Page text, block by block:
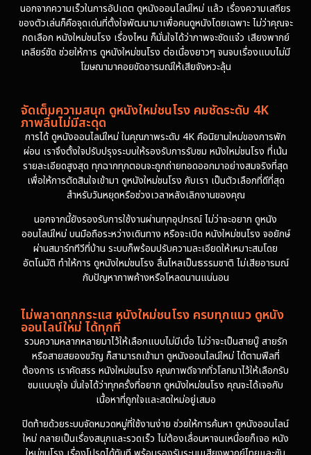
นอกจากความเร็วในการอัปเดต ดูหนังออนไลน์ใหม่ แล้ว เรื่องความเสถียร
ของตัวเล่นก็คือจุดเด่นที่ตั้งใจพัฒนามาเพื่อคนดูหนังโดยเฉพาะ ไม่ว่าคุณจะ
กดเลือก หนังใหม่ชนโรง เรื่องไหน ก็มั่นใจได้ว่าภาพจะชัดแจ๋ว เสียงพากย์
เคลียร์ชัด ช่วยให้การ ดูหนังใหม่ชนโรง ต่อเนื่องยาวๆ จนจบเรื่องแบบไม่มี
โฆษณามาคอยขัดอารมณ์ให้เสียจังหวะลุ้น
จัดเต็มความสนุก ดูหนังใหม่ชนโรง คมชัดระดับ 4K
ภาพลื่นไม่มีสะดุด
การได้ ดูหนังออนไลน์ใหม่ ในคุณภาพระดับ 4K คือนิยามใหม่ของการพัก
ผ่อน เราจึงตั้งใจปรับปรุงระบบให้รองรับการรับชม หนังใหม่ชนโรง ที่เน้น
รายละเอียดสูงสุด ทุกฉากทุกตอนจะถูกถ่ายทอดออกมาอย่างสมจริงที่สุด
เพื่อให้การตัดสินใจเข้ามา ดูหนังใหม่ชนโรง กับเรา เป็นตัวเลือกที่ดีที่สุด
สำหรับวันหยุดหรือช่วงเวลาหลังเลิกงานของคุณ
นอกจากนี้ยังรองรับการใช้งานผ่านทุกอุปกรณ์ ไม่ว่าจะอยาก ดูหนัง
ออนไลน์ใหม่ บนมือถือระหว่างเดินทาง หรือจะเปิด หนังใหม่ชนโรง จอยักษ์
ผ่านสมาร์ททีวีที่บ้าน ระบบก็พร้อมปรับความละเอียดให้เหมาะสมโดย
อัตโนมัติ ทำให้การ ดูหนังใหม่ชนโรง ลื่นไหลเป็นธรรมชาติ ไม่เสียอารมณ์
กับปัญหาภาพค้างหรือโหลดนานแน่นอน
ไม่พลาดทุกกระแส หนังใหม่ชนโรง ครบทุกแนว ดูหนัง
ออนไลน์ใหม่ ได้ทุกที่
รวมความหลากหลายมาไว้ให้เลือกแบบไม่มีเบื่อ ไม่ว่าจะเป็นสายบู๊ สายรัก
หรือสายสยองขวัญ ก็สามารถเข้ามา ดูหนังออนไลน์ใหม่ ได้ตามฟีลที่
ต้องการ เราคัดสรร หนังใหม่ชนโรง คุณภาพดีจากทั่วโลกมาไว้ให้เลือกรับ
ชมแบบจุใจ มั่นใจได้ว่าทุกครั้งที่อยาก ดูหนังใหม่ชนโรง คุณจะได้เจอกับ
เนื้อหาที่ถูกใจและสดใหม่อยู่เสมอ
ปิดท้ายด้วยระบบจัดหมวดหมู่ที่ใช้งานง่าย ช่วยให้การค้นหา ดูหนังออนไลน์
ใหม่ กลายเป็นเรื่องสนุกและรวดเร็ว ไม่ต้องเลื่อนหาจนเหนื่อยก็เจอ หนัง